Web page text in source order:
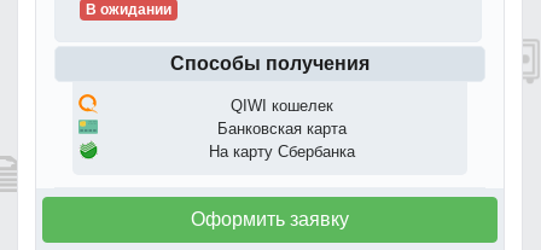
В ожидании
Способы получения
QIWI кошелек
Банковская карта
На карту Сбербанка
Оформить заявку